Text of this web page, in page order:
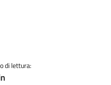
di lettura: